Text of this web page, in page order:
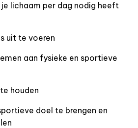
lichaam per dag nodig heeft
uit te voeren
aan fysieke en sportieve
houden
doel te brengen en